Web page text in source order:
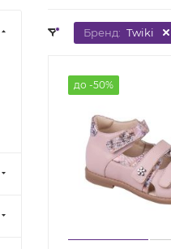
Бренд: Twiki
до -50%